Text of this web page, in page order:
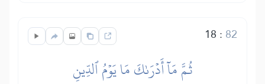
18 : 82
ثُمَّ مَآ أَدۡرَىٰكَ مَا يَوۡمُ ٱلدِّينِ